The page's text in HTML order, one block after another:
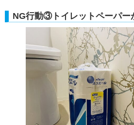
NG行動③トイレットペーパー